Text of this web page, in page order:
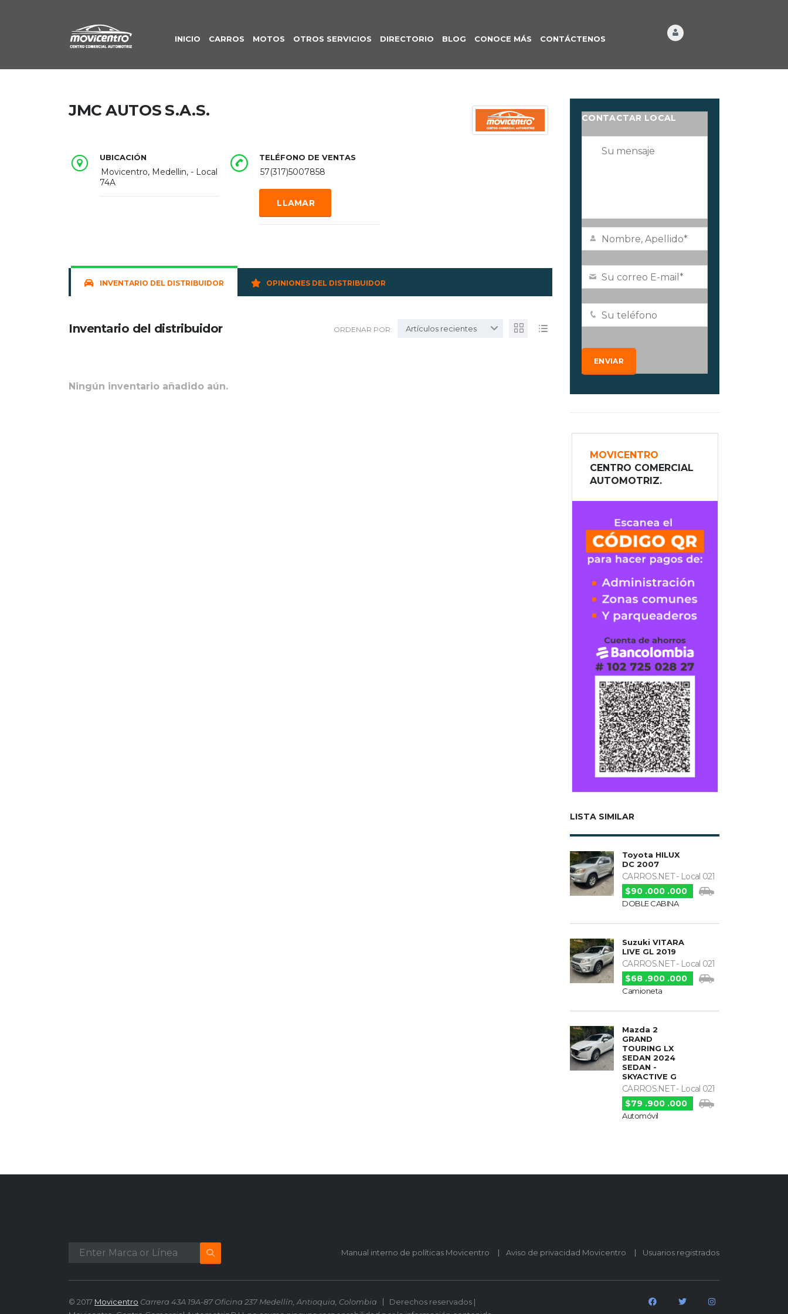
INICIO CARROS MOTOS OTROS SERVICIOS DIRECTORIO BLOG CONOCE MÁS CONTÁCTENOS
JMC AUTOS S.A.S.
UBICACIÓN
Movicentro, Medellin, - Local
74A
TELÉFONO DE VENTAS
57(317)5007858
LLAMAR
INVENTARIO DEL DISTRIBUIDOR OPINIONES DEL DISTRIBUIDOR
Inventario del distribuidor ORDENAR POR: Artículos recientes
Ningún inventario añadido aún.
CONTACTAR LOCAL
MOVICENTRO
CENTRO COMERCIAL
AUTOMOTRIZ.
LISTA SIMILAR
Toyota HILUX
DC 2007
CARROS.NET - Local 021
$90 .000 .000
DOBLE CABINA
Suzuki VITARA
LIVE GL 2019
CARROS.NET - Local 021
$68 .900 .000
Camioneta
Mazda 2
GRAND
TOURING LX
SEDAN 2024
SEDAN -
SKYACTIVE G
CARROS.NET - Local 021
$79 .900 .000
Automóvil
Manual interno de políticas Movicentro Aviso de privacidad Movicentro Usuarios registrados
© 2017 Movicentro Carrera 43A 19A-87 Oficina 237 Medellín, Antioquia, Colombia
Derechos reservados |